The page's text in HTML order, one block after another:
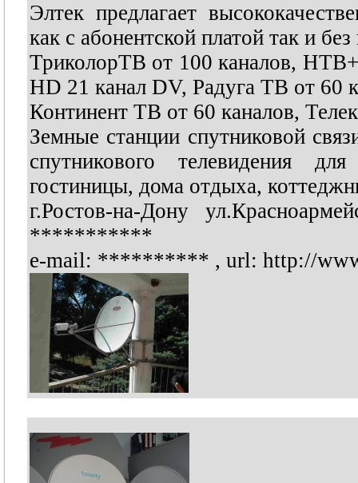
Элтек предлагает
как с абонентской платой так и
ТриколорТВ от 100 каналов,
HD 21 канал DV, Радуга ТВ от 60
Континент ТВ от 60 каналов,
Земные станции спутниковой
спутникового телевидения
гостиницы, дома отдыха,
г.Ростов-на-Дону
***********
e-mail: ********** , url: http://